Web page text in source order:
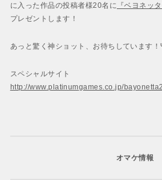
に入った作品の投稿者様20名に 『ベヨネッ
プレゼントします！
あっと驚く神ショット、お待ちしています
スペシャルサイト
http://www.platinumgames.co.jp/
オマケ情報